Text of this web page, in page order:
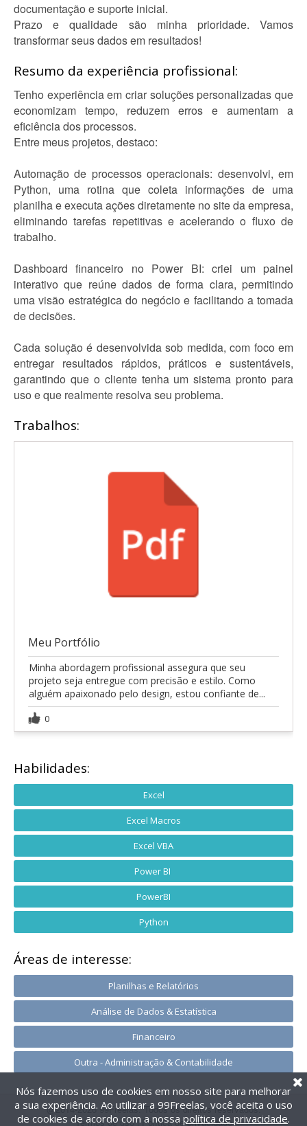
documentação e suporte inicial.
Prazo e qualidade são minha prioridade. Vamos
transformar seus dados em resultados!
Resumo da experiência profissional:
Tenho experiência em criar soluções personalizadas que
economizam tempo, reduzem erros e aumentam a
eficiência dos processos.
Entre meus projetos, destaco:
Automação de processos operacionais: desenvolvi, em
Python, uma rotina que coleta informações de uma
planilha e executa ações diretamente no site da empresa,
eliminando tarefas repetitivas e acelerando o fluxo de
trabalho.
Dashboard financeiro no Power BI: criei um painel
interativo que reúne dados de forma clara, permitindo
uma visão estratégica do negócio e facilitando a tomada
de decisões.
Cada solução é desenvolvida sob medida, com foco em
entregar resultados rápidos, práticos e sustentáveis,
garantindo que o cliente tenha um sistema pronto para
uso e que realmente resolva seu problema.
Trabalhos:
Meu Portfólio
Minha abordagem profissional assegura que seu
projeto seja entregue com precisão e estilo. Como
alguém apaixonado pelo design, estou confiante de...
0
Habilidades:
Excel
Excel Macros
Excel VBA
Power BI
PowerBI
Python
Áreas de interesse:
Planilhas e Relatórios
Análise de Dados & Estatística
Financeiro
Outra - Administração & Contabilidade
@2014-2026 99Freelas. Todos os direitos reservados.
Termos de uso| Política de privacidade
Nós fazemos uso de cookies em nosso site para melhorar
a sua experiência. Ao utilizar a 99Freelas, você aceita o uso
de cookies de acordo com a nossa política de privacidade.